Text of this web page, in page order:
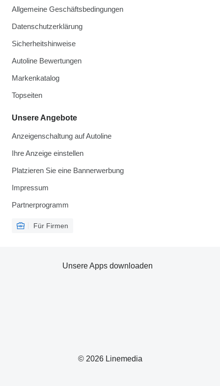
Allgemeine Geschäftsbedingungen
Datenschutzerklärung
Sicherheitshinweise
Autoline Bewertungen
Markenkatalog
Topseiten
Unsere Angebote
Anzeigenschaltung auf Autoline
Ihre Anzeige einstellen
Platzieren Sie eine Bannerwerbung
Impressum
Partnerprogramm
Für Firmen
© 2026 Linemedia
Unsere Apps downloaden